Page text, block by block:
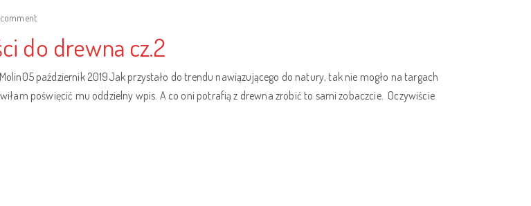
comment
do drewna cz.2
Molin05 październik 2019Jak przystało do trendu nawiązującego do natury, tak nie mogło na targach
poświęcić mu oddzielny wpis. A co oni potrafią z drewna zrobić to sami zobaczcie. Oczywiście